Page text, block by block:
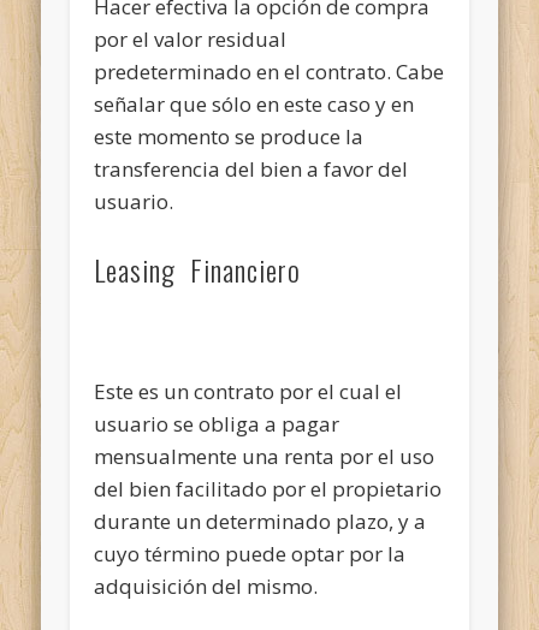
Hacer efectiva la opción de compra
por el valor residual
predeterminado en el contrato. Cabe
señalar que sólo en este caso y en
este momento se produce la
transferencia del bien a favor del
usuario.
Leasing Financiero
Este es un contrato por el cual el
usuario se obliga a pagar
mensualmente una renta por el uso
del bien facilitado por el propietario
durante un determinado plazo, y a
cuyo término puede optar por la
adquisición del mismo.